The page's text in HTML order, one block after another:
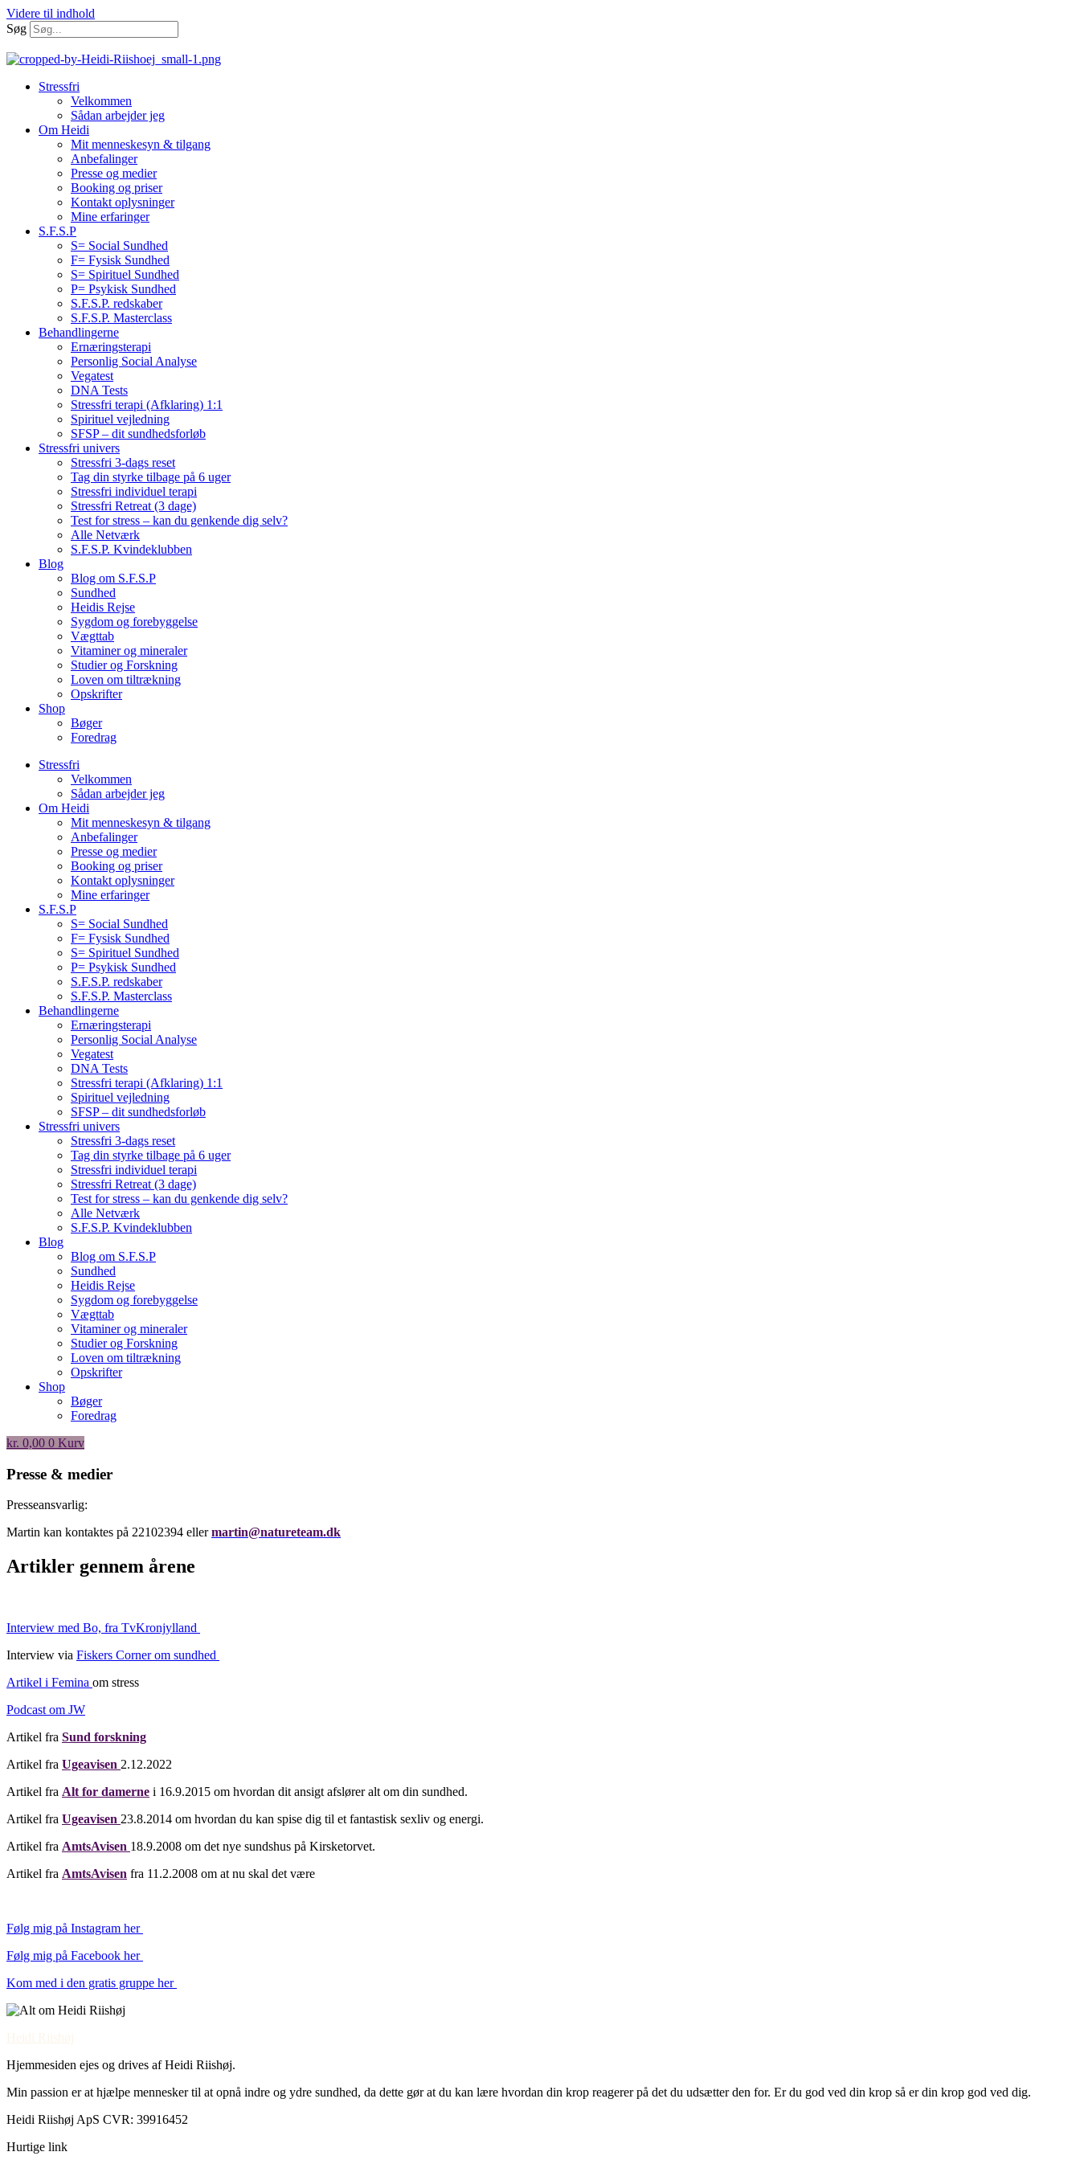
Videre til indhold
Søg
Stressfri
Velkommen
Sådan arbejder jeg
Om Heidi
Mit menneskesyn & tilgang
Anbefalinger
Presse og medier
Booking og priser
Kontakt oplysninger
Mine erfaringer
S.F.S.P
S= Social Sundhed
F= Fysisk Sundhed
S= Spirituel Sundhed
P= Psykisk Sundhed
S.F.S.P. redskaber
S.F.S.P. Masterclass
Behandlingerne
Ernæringsterapi
Personlig Social Analyse
Vegatest
DNA Tests
Stressfri terapi (Afklaring) 1:1
Spirituel vejledning
SFSP – dit sundhedsforløb
Stressfri univers
Stressfri 3-dags reset
Tag din styrke tilbage på 6 uger
Stressfri individuel terapi
Stressfri Retreat (3 dage)
Test for stress – kan du genkende dig selv?
Alle Netværk
S.F.S.P. Kvindeklubben
Blog
Blog om S.F.S.P
Sundhed
Heidis Rejse
Sygdom og forebyggelse
Vægttab
Vitaminer og mineraler
Studier og Forskning
Loven om tiltrækning
Opskrifter
Shop
Bøger
Foredrag
Stressfri
Velkommen
Sådan arbejder jeg
Om Heidi
Mit menneskesyn & tilgang
Anbefalinger
Presse og medier
Booking og priser
Kontakt oplysninger
Mine erfaringer
S.F.S.P
S= Social Sundhed
F= Fysisk Sundhed
S= Spirituel Sundhed
P= Psykisk Sundhed
S.F.S.P. redskaber
S.F.S.P. Masterclass
Behandlingerne
Ernæringsterapi
Personlig Social Analyse
Vegatest
DNA Tests
Stressfri terapi (Afklaring) 1:1
Spirituel vejledning
SFSP – dit sundhedsforløb
Stressfri univers
Stressfri 3-dags reset
Tag din styrke tilbage på 6 uger
Stressfri individuel terapi
Stressfri Retreat (3 dage)
Test for stress – kan du genkende dig selv?
Alle Netværk
S.F.S.P. Kvindeklubben
Blog
Blog om S.F.S.P
Sundhed
Heidis Rejse
Sygdom og forebyggelse
Vægttab
Vitaminer og mineraler
Studier og Forskning
Loven om tiltrækning
Opskrifter
Shop
Bøger
Foredrag
kr. 0,00 0 Kurv
Presse & medier
Presseansvarlig:
Martin kan kontaktes på 22102394 ellermartin@natureteam.dk
Artikler gennem årene
Interview med Bo, fra TvKronjylland
Interview via Fiskers Corner om sundhed
Artikel i Femina om stress
Podcast om JW
Artikel fra Sund forskning
Artikel fra Ugeavisen 2.12.2022
Artikel fra Alt for damerne i 16.9.2015 om hvordan dit ansigt afslører alt om din sundhed.
Artikel fra Ugeavisen 23.8.2014 om hvordan du kan spise dig til et fantastisk sexliv og energi.
Artikel fra AmtsAvisen 18.9.2008 om det nye sundshus på Kirsketorvet.
Artikel fra AmtsAvisen fra 11.2.2008 om at nu skal det være
Følg mig på Instagram her
Følg mig på Facebook her
Kom med i den gratis gruppe her
Hjemmesiden ejes og drives af Heidi Riishøj.
Min passion er at hjælpe mennesker til at opnå indre og ydre sundhed, da dette gør at du kan lære hvordan din krop reagerer på det du udsætter den for. Er du god ved din krop så er din krop god ved dig.
Heidi Riishøj ApS CVR: 39916452
Hurtige link